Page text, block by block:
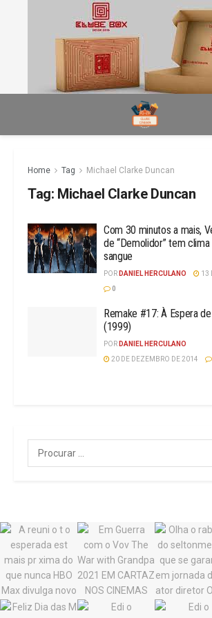
Home Tag Michael Clarke Duncan
Tag: Michael Clarke Duncan
Com 30 minutos a mais,
de “Demolidor” tem
sangue
POR DANIEL HERCULANO
13
0
Remake #17: À Espera
(1999)
POR DANIEL HERCULANO
20 DE DEZEMBRO DE 2014